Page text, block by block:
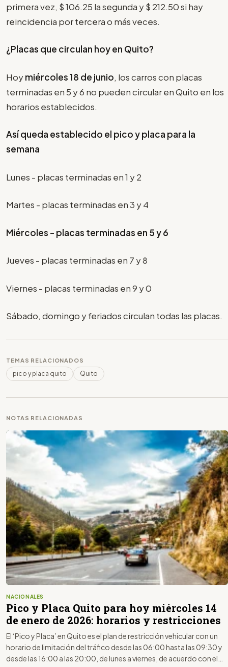
primera vez, $ 106.25 la segunda y $ 212.50 si hay
reincidencia por tercera o más veces.
¿Placas que circulan hoy en Quito?
Hoymiércoles 18 de junio, los carros con placas
terminadas en 5 y 6 no pueden circular en Quito en los
horarios establecidos.
Así queda establecido el pico y placa para la
semana
Lunes - placas terminadas en 1 y 2
Martes - placas terminadas en 3 y 4
Miércoles - placas terminadas en 5 y 6
Jueves - placas terminadas en 7 y 8
Viernes - placas terminadas en 9 y 0
Sábado, domingo y feriados circulan todas las placas.
TEMAS RELACIONADOS
pico y placa quito Quito
NOTAS RELACIONADAS
NACIONALES
Pico y Placa Quito para hoy miércoles 14
de enero de 2026: horarios y restricciones
El ‘Pico y Placa’ en Quito es el plan de restricción vehicular con un
horario de limitación del tráfico desde las 06:00 hasta las 09:30 y
desde las 16:00 a las 20:00, de lunes a viernes, de acuerdo con el